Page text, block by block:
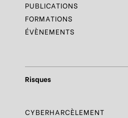
PUBLICATIONS
FORMATIONS
ÉVÈNEMENTS
Risques
CYBERHARCÈLEMENT